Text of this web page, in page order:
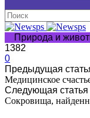
Природа и
1382
0
Предыдущая
Медицинское
Следующая статья
Сокровища,